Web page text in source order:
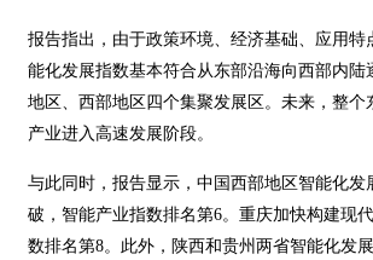
报告指出，由于政策环境、经济基础、应用
能化发展指数基本符合从东部沿海向西部内
地区、西部地区四个集聚发展区。未来，整
产业进入高速发展阶段。
与此同时，报告显示，中国西部地区智能化
破，智能产业指数排名第6。重庆加快构建现
数排名第8。此外，陕西和贵州两省智能化发